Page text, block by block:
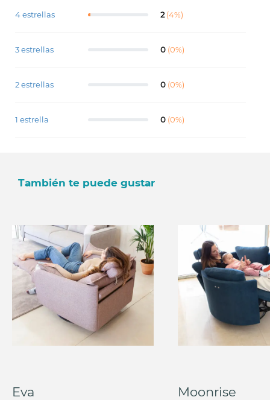
4 estrellas 2 (4%)
3 estrellas 0 (0%)
2 estrellas 0 (0%)
1 estrella 0 (0%)
También te puede gustar
Eva Moonrise